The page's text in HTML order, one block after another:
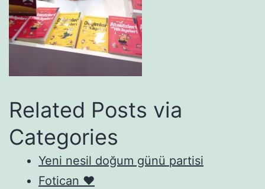
Related Posts via
Categories
Yeni nesil doğum günü partisi
Fotican ♥